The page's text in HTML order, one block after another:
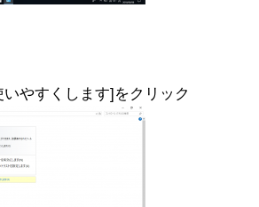
やすくします]をクリック